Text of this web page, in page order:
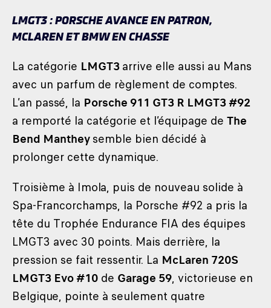
LMGT3 : PORSCHE AVANCE EN PATRON,
MCLAREN ET BMW EN CHASSE
La catégorie LMGT3 arrive elle aussi au Mans
avec un parfum de règlement de comptes.
L’an passé, la Porsche 911 GT3 R LMGT3 #92
a remporté la catégorie et l’équipage de The
Bend Mantheysemble bien décidé à
prolonger cette dynamique.
Troisième à Imola, puis de nouveau solide à
Spa-Francorchamps, la Porsche #92 a pris la
tête du Trophée Endurance FIA des équipes
LMGT3 avec 30 points. Mais derrière, la
pression se fait ressentir. La McLaren 720S
LMGT3 Evo #10 de Garage 59, victorieuse en
Belgique, pointe à seulement quatre